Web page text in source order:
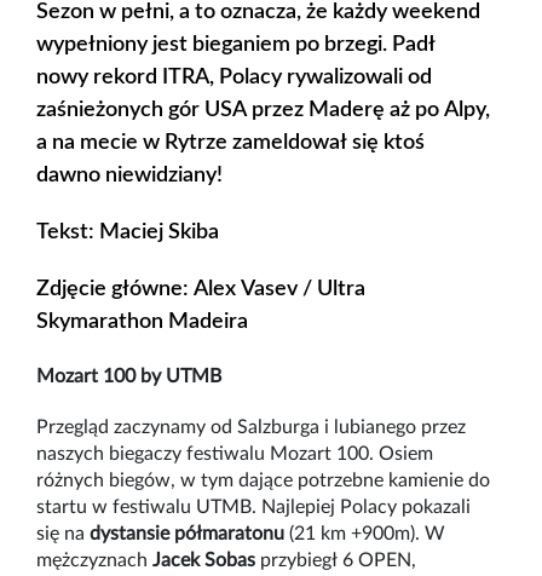
Sezon w pełni, a to oznacza, że każdy weekend
wypełniony jest bieganiem po brzegi. Padł
nowy rekord ITRA, Polacy rywalizowali od
zaśnieżonych gór USA przez Maderę aż po Alpy,
a na mecie w Rytrze zameldował się ktoś
dawno niewidziany!
Tekst: Maciej Skiba
Zdjęcie główne: Alex Vasev / Ultra
Skymarathon Madeira
Mozart 100 by UTMB
Przegląd zaczynamy od Salzburga i lubianego przez
naszych biegaczy festiwalu Mozart 100. Osiem
różnych biegów, w tym dające potrzebne kamienie do
startu w festiwalu UTMB. Najlepiej Polacy pokazali
się na dystansie półmaratonu (21 km +900m). W
mężczyznach Jacek Sobas przybiegł 6 OPEN,